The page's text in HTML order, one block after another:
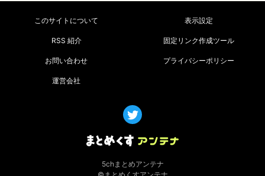
このサイトについて 表示設定
RSS 紹介 固定リンク作成ツール
お問い合わせ プライバシーポリシー
運営会社
5chまとめアンテナ